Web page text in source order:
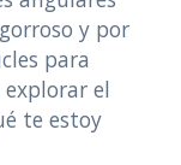
y por
para
el
te estoy